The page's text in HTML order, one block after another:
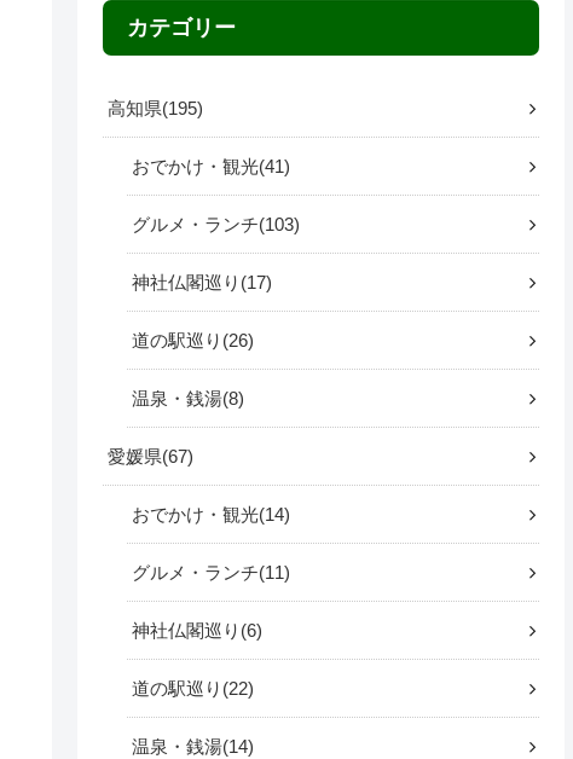
カテゴリー
高知県 195
おでかけ・観光 41
グルメ・ランチ 103
神社仏閣巡り 17
道の駅巡り 26
温泉・銭湯 8
愛媛県 67
おでかけ・観光 14
グルメ・ランチ 11
神社仏閣巡り 6
道の駅巡り 22
温泉・銭湯 14